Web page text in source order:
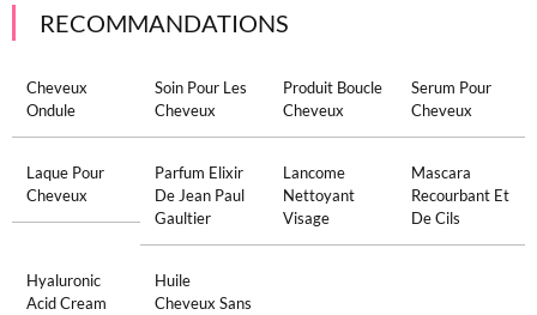
RECOMMANDATIONS
Cheveux
Ondule
Soin Pour Les
Cheveux
Produit Boucle
Cheveux
Serum Pour
Cheveux
Laque Pour
Cheveux
Parfum Elixir
De Jean Paul
Gaultier
Lancome
Nettoyant
Visage
Mascara
Recourbant Et
De Cils
Hyaluronic
Acid Cream
Huile
Cheveux Sans